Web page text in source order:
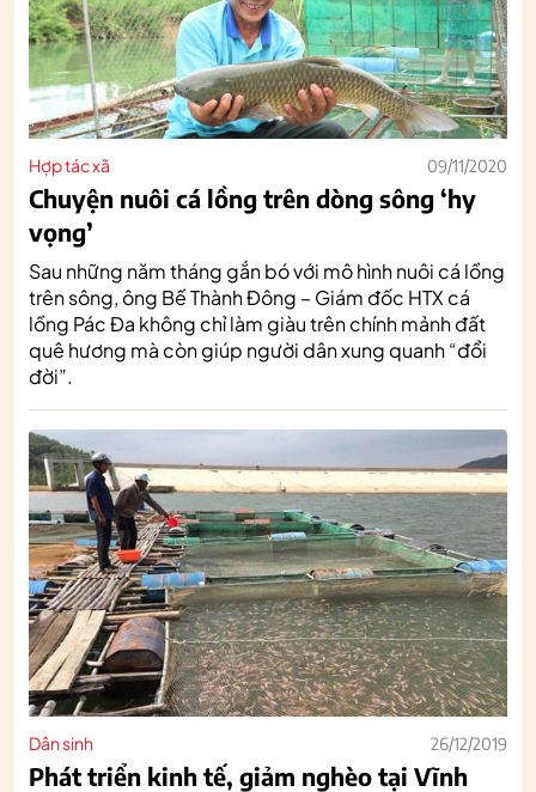
Hợp tác xã 09/11/2020
Chuyện nuôi cá lồng trên dòng sông ‘hy
vọng’
Sau những năm tháng gắn bó với mô hình nuôi cá lồng
trên sông, ông Bế Thành Đông – Giám đốc HTX cá
lồng Pác Đa không chỉ làm giàu trên chính mảnh đất
quê hương mà còn giúp người dân xung quanh “đổi
đời”.
Dân sinh 26/12/2019
Phát triển kinh tế, giảm nghèo tại Vĩnh